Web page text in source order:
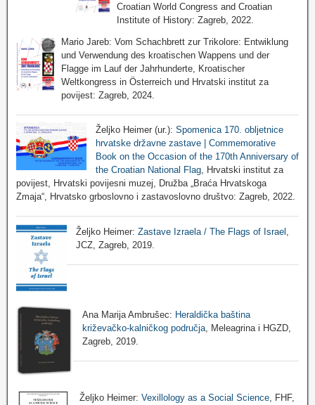
Croatian World Congress and Croatian
Institute of History: Zagreb, 2022.
Mario Jareb: Vom Schachbrett zur Trikolore: Entwiklung
und Verwendung des kroatischen Wappens und der
Flagge im Lauf der Jahrhunderte, Kroatischer
Weltkongress in Österreich und Hrvatski institut za
povijest: Zagreb, 2024.
Željko Heimer (ur.): Spomenica 170. obljetnice
hrvatske državne zastave | Commemorative
Book on the Occasion of the 170th Anniversary of
the Croatian National Flag, Hrvatski institut za
povijest, Hrvatski povijesni muzej, Družba „Braća Hrvatskoga
Zmaja“, Hrvatsko grboslovno i zastavoslovno društvo: Zagreb, 2022.
Željko Heimer:Zastave Izraela / The Flags of Israel
JCZ, Zagreb, 2019.
Ana Marija Ambrušec: Heraldička baština
križevačko-kalničkog područja, Meleagrina i HGZD,
Zagreb, 2019.
Željko Heimer:Vexillology as a Social Science , FHF,